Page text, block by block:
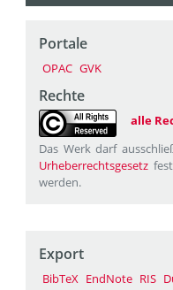
Portale
OPAC GVK
Rechte
alle
Das Werk darf
Urheberrechtsgesetz
werden.
Export
BibTeX EndNote RIS